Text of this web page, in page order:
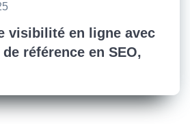
visibilité en ligne avec
référence en SEO,